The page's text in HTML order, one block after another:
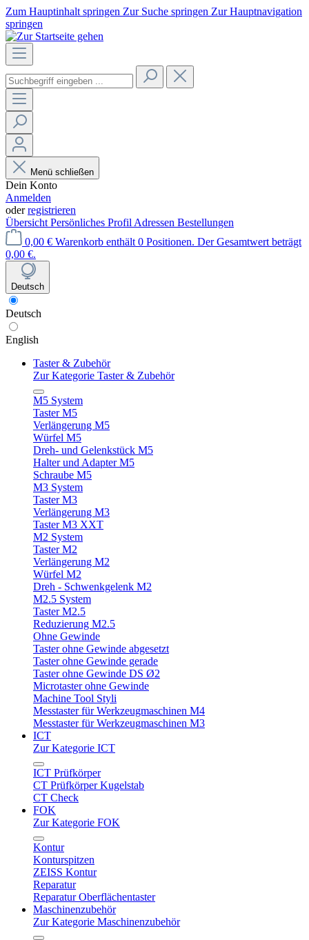
Zum Hauptinhalt springen Zur Suche springen Zur Hauptnavigation
springen
Menü schließen
Dein Konto
Anmelden
oderregistrieren
Übersicht Persönliches Profil Adressen Bestellungen
0,00 € Warenkorb enthält 0 Positionen. Der Gesamtwert beträgt
0,00 €.
Deutsch
Deutsch
English
Taster & Zubehör
Zur Kategorie Taster & Zubehör
M5 System
Taster M5
Verlängerung M5
Würfel M5
Dreh- und Gelenkstück M5
Halter und Adapter M5
Schraube M5
M3 System
Taster M3
Verlängerung M3
Taster M3 XXT
M2 System
Taster M2
Verlängerung M2
Würfel M2
Dreh - Schwenkgelenk M2
M2.5 System
Taster M2.5
Reduzierung M2.5
Ohne Gewinde
Taster ohne Gewinde abgesetzt
Taster ohne Gewinde gerade
Taster ohne Gewinde DS Ø2
Microtaster ohne Gewinde
Machine Tool Styli
Messtaster für Werkzeugmaschinen M4
Messtaster für Werkzeugmaschinen M3
ICT
Zur Kategorie ICT
ICT Prüfkörper
CT Prüfkörper Kugelstab
CT Check
FOK
Zur Kategorie FOK
Kontur
Konturspitzen
ZEISS Kontur
Reparatur
Reparatur Oberflächentaster
Maschinenzubehör
Zur Kategorie Maschinenzubehör